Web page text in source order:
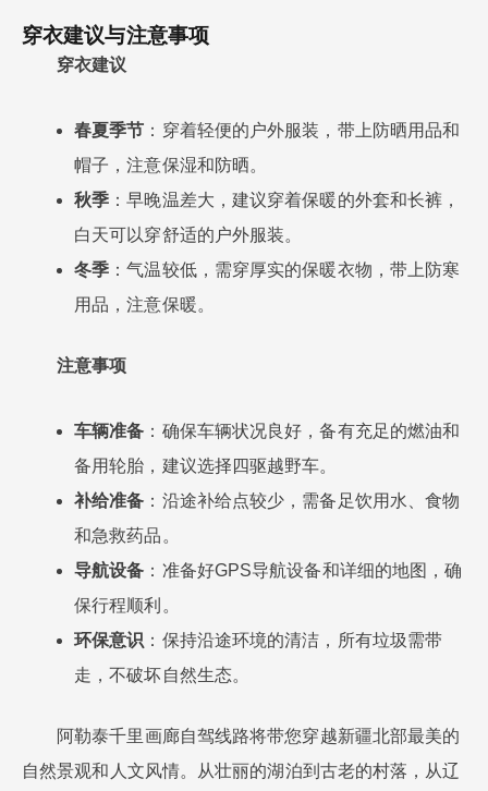
穿衣建议与注意事项
穿衣建议
春夏季节 ：穿着轻便的户外服装，带上防晒用品和
帽子，注意保湿和防晒。
秋季 ：早晚温差大，建议穿着保暖的外套和长裤，
白天可以穿舒适的户外服装。
冬季 ：气温较低，需穿厚实的保暖衣物，带上防寒
用品，注意保暖。
注意事项
车辆准备 ：确保车辆状况良好，备有充足的燃油和
备用轮胎，建议选择四驱越野车。
补给准备 ：沿途补给点较少，需备足饮用水、食物
和急救药品。
导航设备 ：准备好GPS导航设备和详细的地图，确
保行程顺利。
环保意识 ：保持沿途环境的清洁，所有垃圾需带
走，不破坏自然生态。
阿勒泰千里画廊自驾线路将带您穿越新疆北部最美的
自然景观和人文风情。从壮丽的湖泊到古老的村落，从辽